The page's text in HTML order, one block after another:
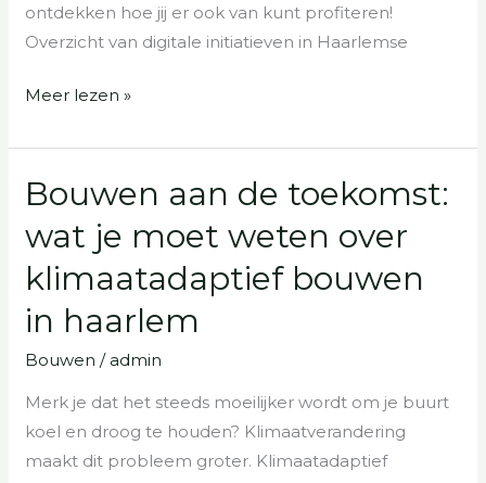
ontdekken hoe jij er ook van kunt profiteren!
Overzicht van digitale initiatieven in Haarlemse
Meer lezen »
Bouwen aan de toekomst:
wat je moet weten over
klimaatadaptief bouwen
in haarlem
Bouwen / admin
Merk je dat het steeds moeilijker wordt om je buurt
koel en droog te houden? Klimaatverandering
maakt dit probleem groter. Klimaatadaptief
Bouwen
de
toekomst:
wat
je
moet
weten
over
klimaatadaptief